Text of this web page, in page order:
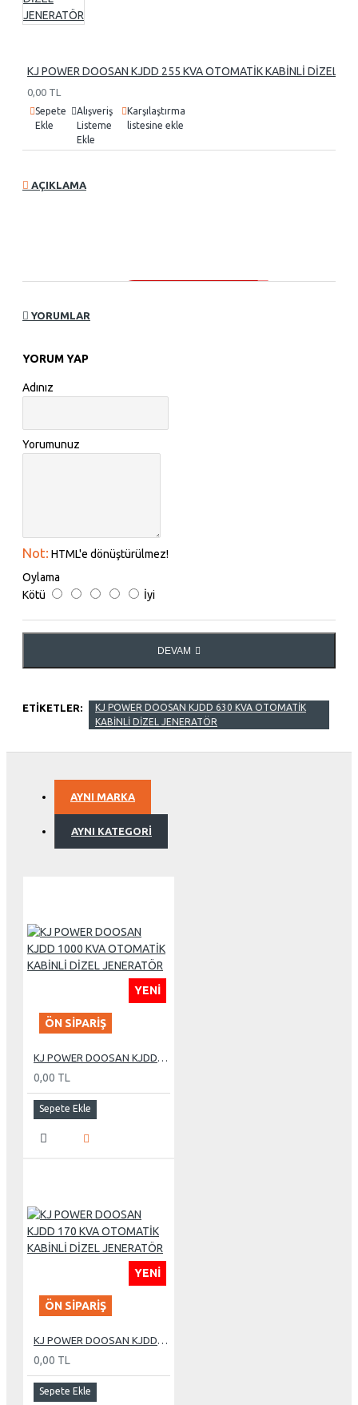
KJ POWER DOOSAN KJDD 255 KVA OTOMATİK KABİNLİ DİZEL
0,00 TL
Sepete
Ekle
Alışveriş
Listeme
Ekle
Karşılaştırma
listesine ekle
AÇIKLAMA
YORUMLAR
YORUM YAP
Adınız
Yorumunuz
Not: HTML'e dönüştürülmez!
Oylama
Kötü
İyi
DEVAM
ETIKETLER:
KJ POWER DOOSAN KJDD 630 KVA OTOMATİK
KABİNLİ DİZEL JENERATÖR
AYNI MARKA
AYNI KATEGORI
YENI
ÖN SIPARIŞ
KJ POWER DOOSAN KJDD 1000 KVA OTOMATİK KABİNLİ DİZEL JENERATÖR
0,00 TL
Sepete Ekle
YENI
ÖN SIPARIŞ
KJ POWER DOOSAN KJDD 170 KVA OTOMATİK KABİNLİ DİZEL JENERATÖR
0,00 TL
Sepete Ekle